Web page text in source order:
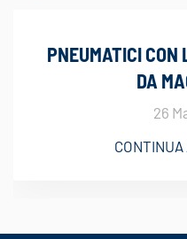
PNEUMATICI CON
DA
26
CONTINUA